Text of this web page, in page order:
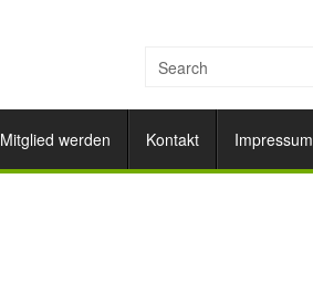
Mitglied werden Kontakt Impressum